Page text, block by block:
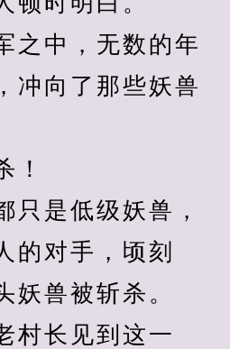
中，无数的年
冲向了那些妖兽
是低级妖兽，
的对手，顷刻
妖兽被斩杀。
长见到这一